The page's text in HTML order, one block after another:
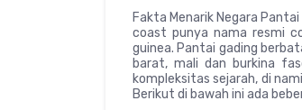
Fakta Menarik Negara
coast punya nama resmi
guinea. Pantai gading
barat, mali dan burkina
kompleksitas sejarah, di
Berikut di bawah ini ada